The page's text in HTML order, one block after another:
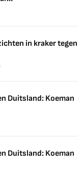
in kraker tegen
Duitsland: Koeman
Duitsland: Koeman